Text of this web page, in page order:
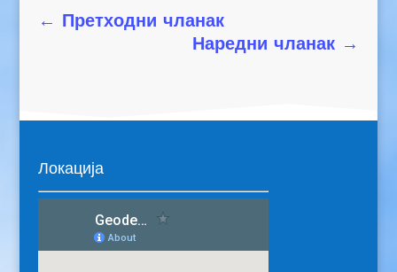
← Претходни чланак
Наредни чланак →
Локација